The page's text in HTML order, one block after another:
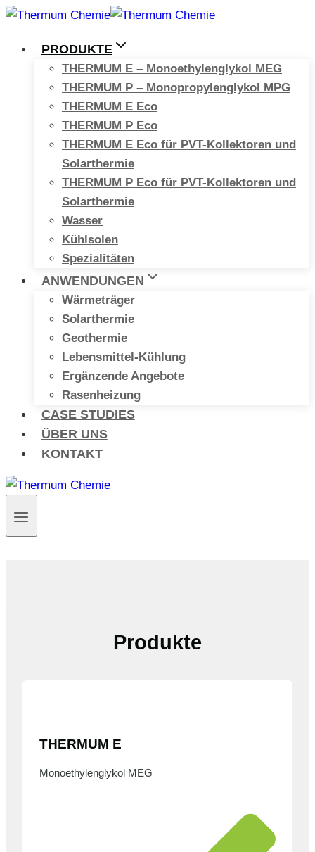
Zum
springenPRODUKTE
THERMUM E – Monoethylenglykol MEG
THERMUM P – Monopropylenglykol MPG
THERMUM E Eco
THERMUM P Eco
THERMUM E Eco für PVT-Kollektoren und
Solarthermie
THERMUM P Eco für PVT-Kollektoren und
Solarthermie
Wasser
Kühlsolen
Spezialitäten
ANWENDUNGEN
Wärmeträger
Solarthermie
Geothermie
Lebensmittel-Kühlung
Ergänzende Angebote
Rasenheizung
CASE STUDIES
ÜBER UNS
KONTAKT
Produkte
THERMUM E
Monoethylenglykol MEG